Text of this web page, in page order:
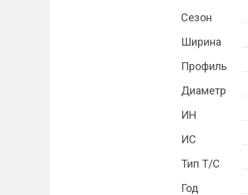
Сезон
Ширина
Профиль
Диаметр
ИН
ИС
Тип Т/С
Год